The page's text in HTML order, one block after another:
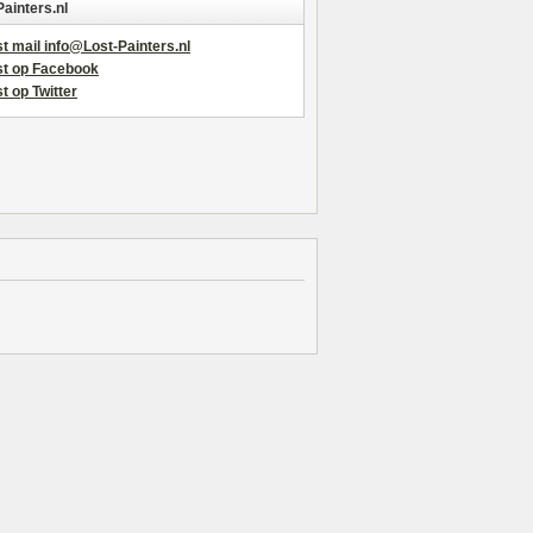
mail info@Lost-Painters.nl
op Facebook
op Twitter